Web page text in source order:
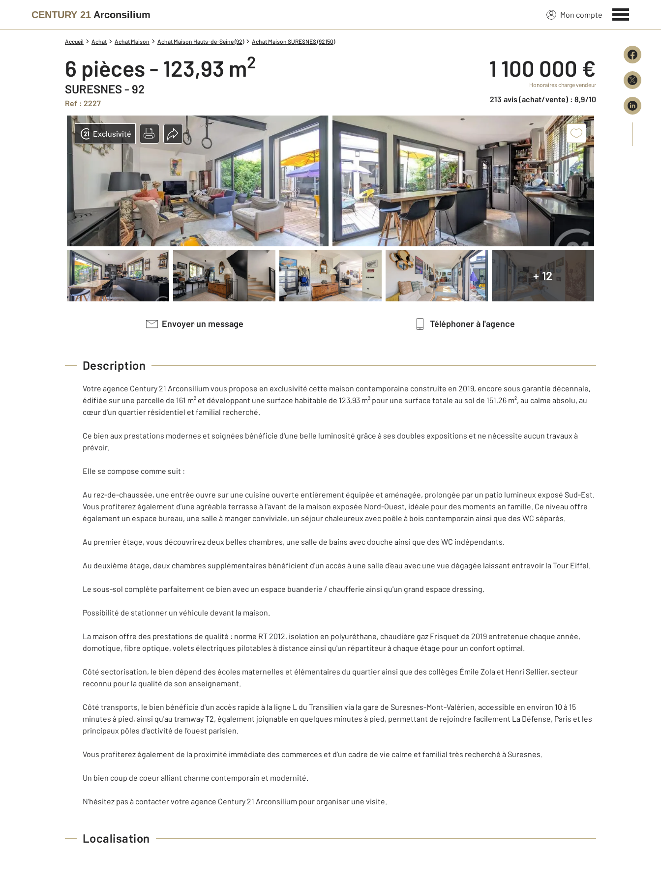
CENTURY 21 Arconsilium Mon compte
Accueil Achat Achat Maison Achat Maison Hauts-de-Seine (92) Achat Maison SURESNES (92150)
6 pièces - 123,93 m2
SURESNES - 92
Ref : 2227
1 100 000 €
Honoraires charge vendeur
213 avis (achat/vente) : 8,9/10
+ 12
Exclusivité
Envoyer un message Téléphoner à l'agence
Description
Votre agence Century 21 Arconsilium vous propose en exclusivité cette maison contemporaine construite en 2019, encore sous garantie décennale,
édifiée sur une parcelle de 161 m² et développant une surface habitable de 123,93 m² pour une surface totale au sol de 151,26 m², au calme absolu, au
cœur d'un quartier résidentiel et familial recherché.
Ce bien aux prestations modernes et soignées bénéficie d'une belle luminosité grâce à ses doubles expositions et ne nécessite aucun travaux à
prévoir.
Elle se compose comme suit :
Au rez-de-chaussée, une entrée ouvre sur une cuisine ouverte entièrement équipée et aménagée, prolongée par un patio lumineux exposé Sud-Est.
Vous profiterez également d'une agréable terrasse à l'avant de la maison exposée Nord-Ouest, idéale pour des moments en famille. Ce niveau offre
également un espace bureau, une salle à manger conviviale, un séjour chaleureux avec poêle à bois contemporain ainsi que des WC séparés.
Au premier étage, vous découvrirez deux belles chambres, une salle de bains avec douche ainsi que des WC indépendants.
Au deuxième étage, deux chambres supplémentaires bénéficient d'un accès à une salle d'eau avec une vue dégagée laissant entrevoir la Tour Eiffel.
Le sous-sol complète parfaitement ce bien avec un espace buanderie / chaufferie ainsi qu'un grand espace dressing.
Possibilité de stationner un véhicule devant la maison.
La maison offre des prestations de qualité : norme RT 2012, isolation en polyuréthane, chaudière gaz Frisquet de 2019 entretenue chaque année,
domotique, fibre optique, volets électriques pilotables à distance ainsi qu'un répartiteur à chaque étage pour un confort optimal.
Côté sectorisation, le bien dépend des écoles maternelles et élémentaires du quartier ainsi que des collèges Émile Zola et Henri Sellier, secteur
reconnu pour la qualité de son enseignement.
Côté transports, le bien bénéficie d'un accès rapide à la ligne L du Transilien via la gare de Suresnes-Mont-Valérien, accessible en environ 10 à 15
minutes à pied, ainsi qu'au tramway T2, également joignable en quelques minutes à pied, permettant de rejoindre facilement La Défense, Paris et les
principaux pôles d'activité de l'ouest parisien.
Vous profiterez également de la proximité immédiate des commerces et d'un cadre de vie calme et familial très recherché à Suresnes.
Un bien coup de coeur alliant charme contemporain et modernité.
N'hésitez pas à contacter votre agence Century 21 Arconsilium pour organiser une visite.
Localisation